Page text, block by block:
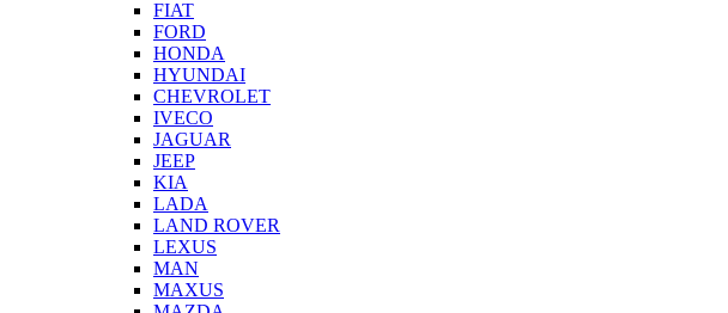
FIAT
FORD
HONDA
HYUNDAI
CHEVROLET
IVECO
JAGUAR
JEEP
KIA
LADA
LAND ROVER
LEXUS
MAN
MAXUS